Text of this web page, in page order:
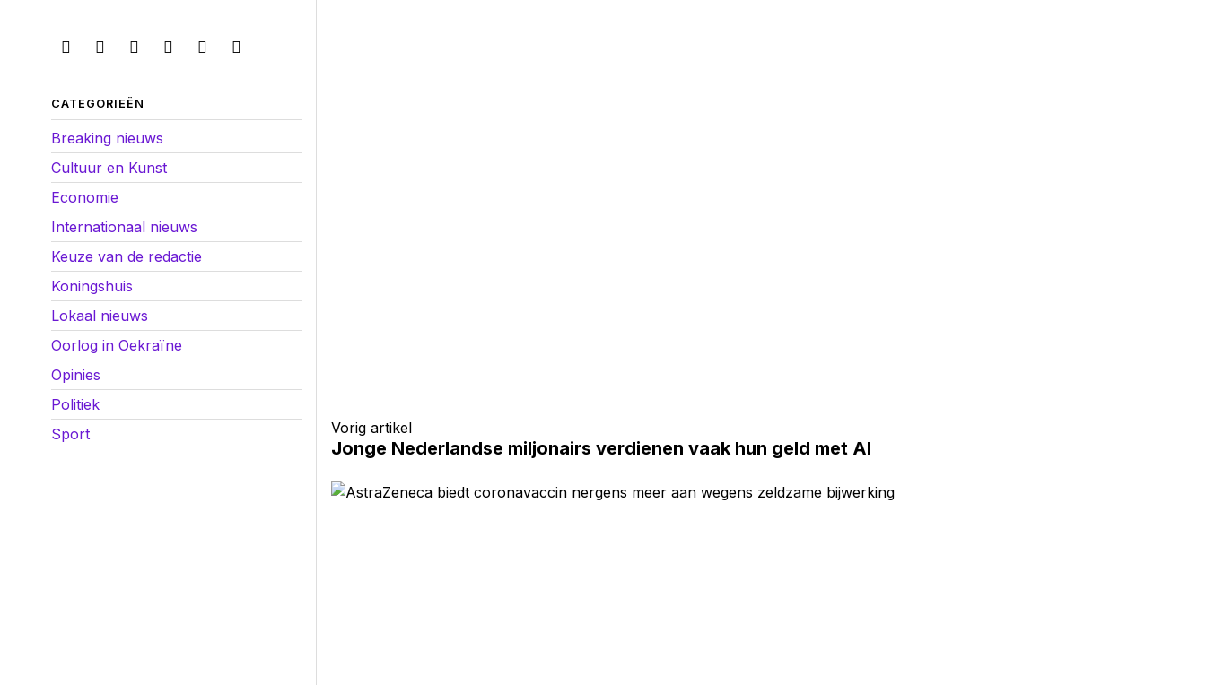
Vorig artikel
Jonge Nederlandse miljonairs verdienen vaak hun geld met AI
CATEGORIEËN
Breaking nieuws
Cultuur en Kunst
Economie
Internationaal nieuws
Keuze van de redactie
Koningshuis
Lokaal nieuws
Oorlog in Oekraïne
Opinies
Politiek
Sport